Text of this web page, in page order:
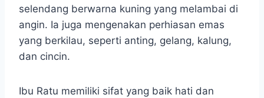
selendang berwarna kuning yang melambai di
angin. Ia juga mengenakan perhiasan emas
yang berkilau, seperti anting, gelang, kalung,
dan cincin.
Ibu Ratu memiliki sifat yang baik hati dan